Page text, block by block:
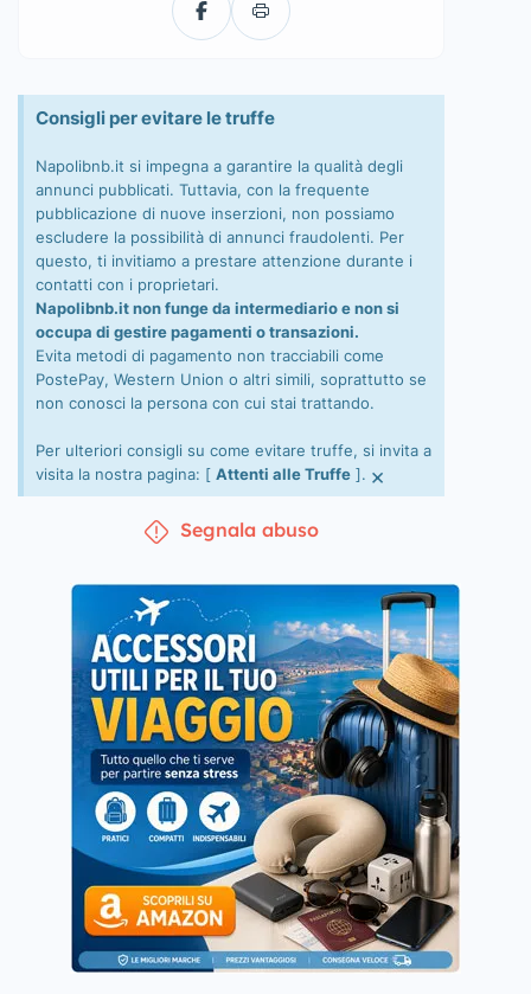
Consigli per evitare le truffe
Napolibnb.it si impegna a garantire la qualità degli
annunci pubblicati. Tuttavia, con la frequente
pubblicazione di nuove inserzioni, non possiamo
escludere la possibilità di annunci fraudolenti. Per
questo, ti invitiamo a prestare attenzione durante i
contatti con i proprietari.
Napolibnb.it non funge da intermediario e non si
occupa di gestire pagamenti o transazioni.
Evita metodi di pagamento non tracciabili come
PostePay, Western Union o altri simili, soprattutto se
non conosci la persona con cui stai trattando.
Per ulteriori consigli su come evitare truffe, si invita a
visita la nostra pagina: [ Attenti alle Truffe ]. ×
Segnala abuso